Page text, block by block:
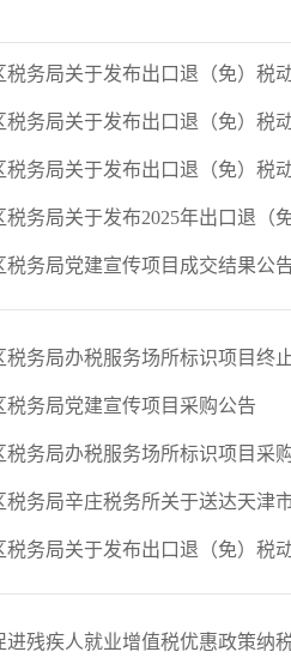
务局关于发布出口退（免）税
务局关于发布出口退（免）税
务局关于发布出口退（免）税
务局关于发布2025年出口退（
务局党建宣传项目成交结果公
务局办税服务场所标识项目终
务局党建宣传项目采购公告
务局办税服务场所标识项目采
务局辛庄税务所关于送达天津
务局关于发布出口退（免）税
残疾人就业增值税优惠政策纳